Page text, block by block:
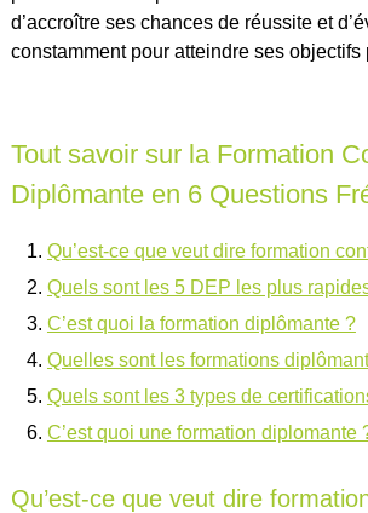
d’accroître ses chances de réussite et
constamment pour atteindre ses objectifs
Tout savoir sur la Formation
Diplômante en 6 Questions
Qu’est-ce que veut dire formation
Quels sont les 5 DEP les plus
C’est quoi la formation diplômante ?
Quelles sont les formations
Quels sont les 3 types de
C’est quoi une formation diplomante
Qu’est-ce que veut dire